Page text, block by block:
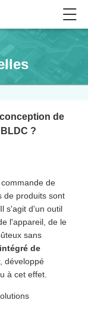
de
?
de
de produits sont
Il s'agit d'un outil
l'appareil, de le
sans
de
, développé
à cet effet.